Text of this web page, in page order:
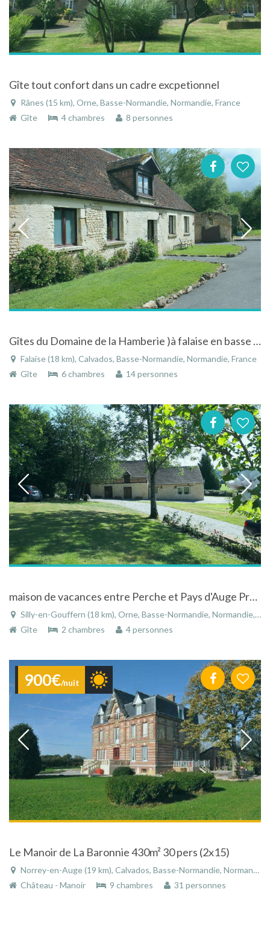
Gîte tout confort dans un cadre excpetionnel
Rânes (15 km), Orne, Basse-Normandie, Normandie, France
Gîte
4 chambres 8 personnes
Gîtes du Domaine de la Hamberie )à falaise en basse Normandie avec piscine et accès handicapé
Falaise (18 km), Calvados, Basse-Normandie, Normandie, France
Gîte
6 chambres 14 personnes
maison de vacances entre Perche et Pays d'Auge Prés haras national du pin
Silly-en-Gouffern (18 km), Orne, Basse-Normandie, Normandie, France
Gîte
2 chambres 4 personnes
900€/nuit
Le Manoir de La Baronnie 430m² 30 pers (2x15)
Norrey-en-Auge (19 km), Calvados, Basse-Normandie, Normandie, France
Château - Manoir
9 chambres 31 personnes